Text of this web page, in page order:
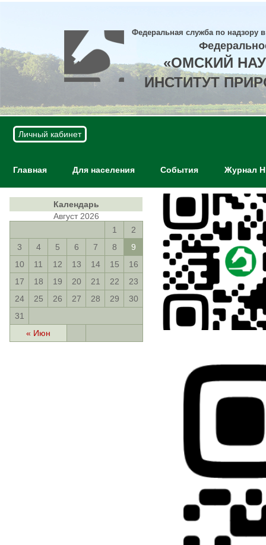
Федеральная служба по надзору
«ОМСКИЙ
ИНСТИТУТ
Личный кабинет
Главная Для населения События Журнал
Календарь
Август 2026
« Июн
1
2
3
4 5 6 7 8
9
10
11 12 13 14 15
16
17
18 19 20 21 22
23
24
25 26 27 28 29
30
31